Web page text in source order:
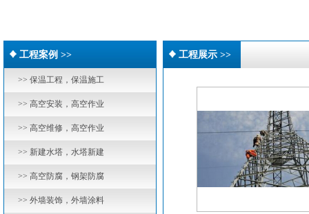
工程案例 >>
>> 保温工程，保温施工
>> 高空安装，高空作业
>> 高空维修，高空作业
>> 新建水塔，水塔新建
>> 高空防腐，钢架防腐
>> 外墙装饰，外墙涂料
工程展示 >>